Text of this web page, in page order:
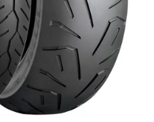
child